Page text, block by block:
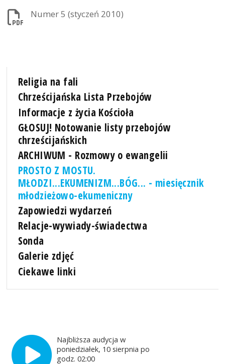
Numer 5 (styczeń 2010)
Religia na fali
Chrześcijańska Lista Przebojów
Informacje z życia Kościoła
GŁOSUJ! Notowanie listy przebojów
chrześcijańskich
ARCHIWUM - Rozmowy o ewangelii
PROSTO Z MOSTU.
MŁODZI...EKUMENIZM...BÓG... - miesięcznik
młodzieżowo-ekumeniczny
Zapowiedzi wydarzeń
Relacje-wywiady-świadectwa
Sonda
Galerie zdjęć
Ciekawe linki
Najbliższa audycja w
poniedziałek, 10 sierpnia po
godz. 02:00